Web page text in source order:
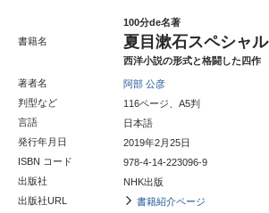
書籍名
100分de名著
夏目漱石スペシャル
西洋小説の形式と格闘した四作
著者名
阿部 公彦
判型など
116ページ、A5判
言語
日本語
発行年月日
2019年2月25日
ISBN コード
978-4-14-223096-9
出版社
NHK出版
出版社URL
書籍紹介ページ